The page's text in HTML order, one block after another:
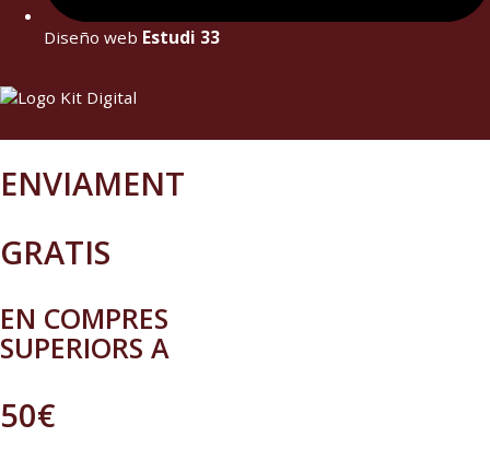
Diseño web Estudi 33
ENVIAMENT
GRATIS
EN COMPRES
SUPERIORS A
50€